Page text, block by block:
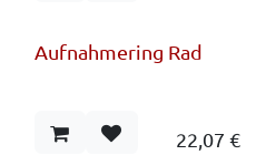
Aufnahmering Rad
22,07 €